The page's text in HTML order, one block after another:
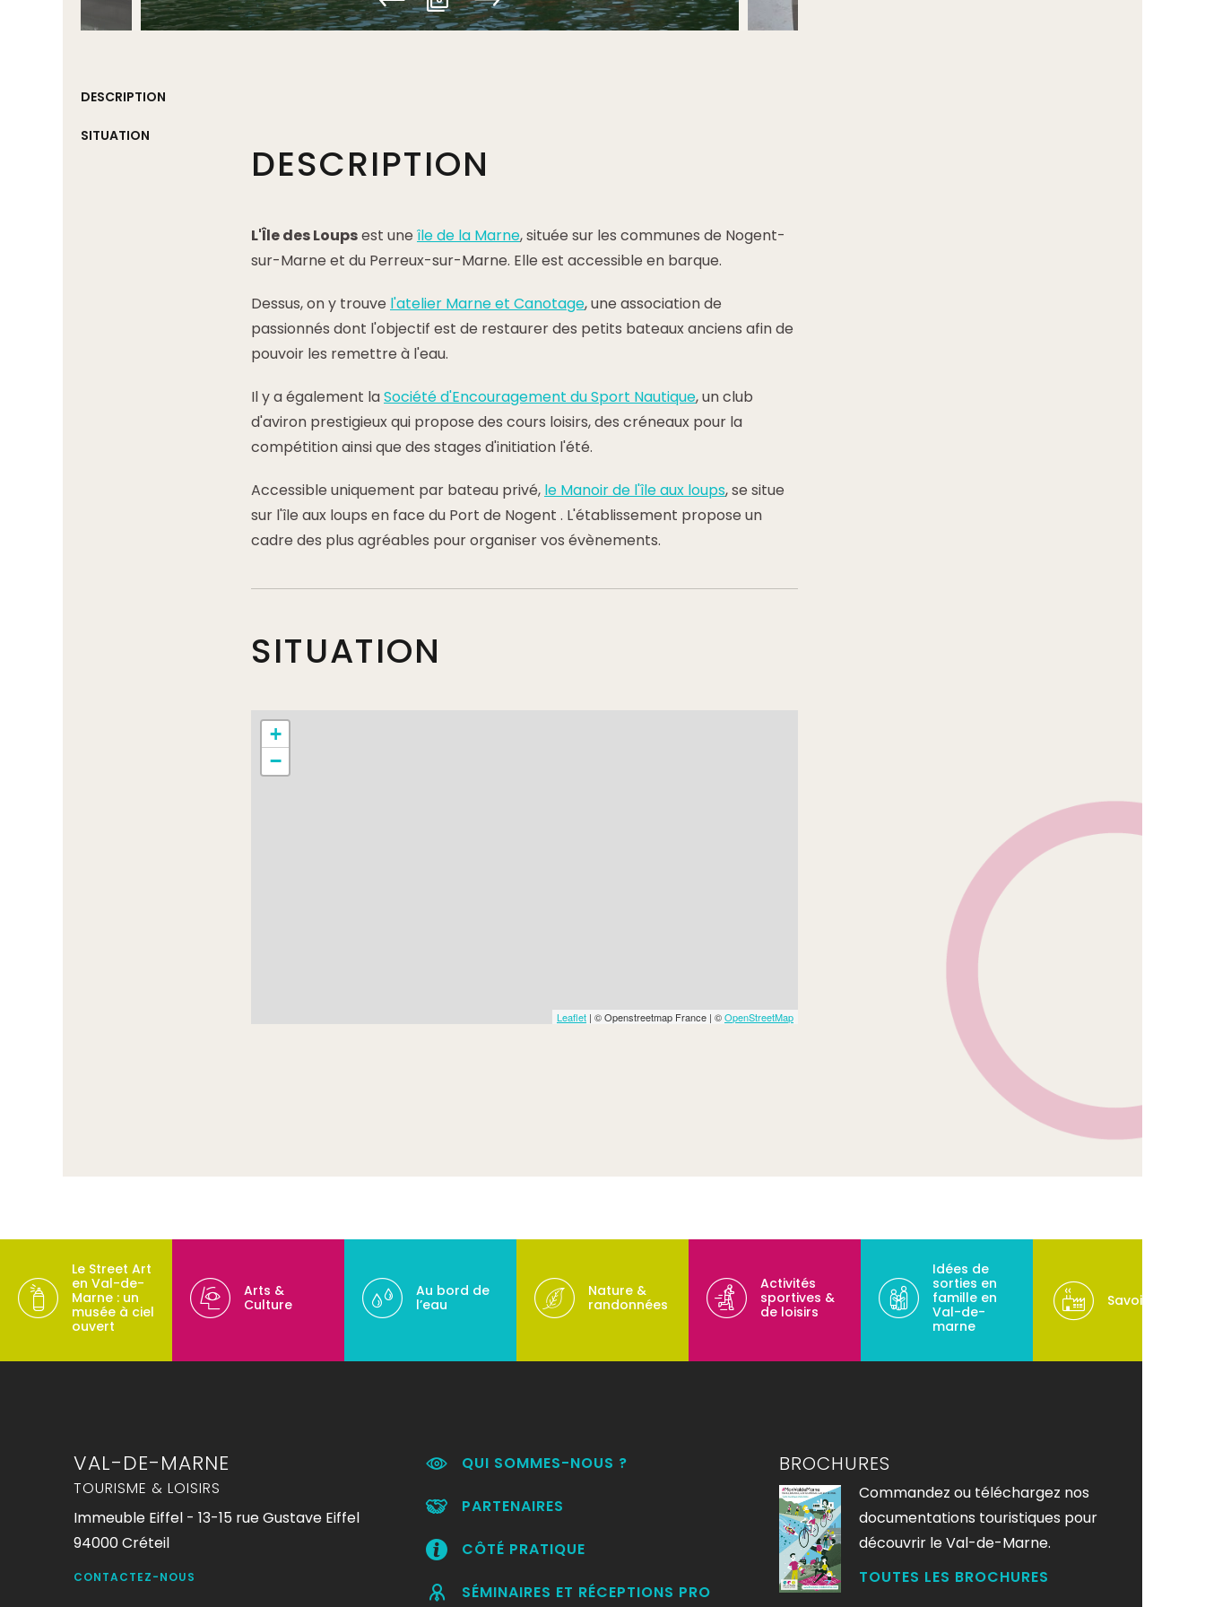
DESCRIPTION
SITUATION
DESCRIPTION
L'Île des Loupsest une île de la Marne, située sur les communes de Nogent-
sur-Marne et du Perreux-sur-Marne. Elle est accessible en barque.
Dessus, on y trouve l'atelier Marne et Canotage, une association de
passionnés dont l'objectif est de restaurer des petits bateaux anciens afin de
pouvoir les remettre à l'eau.
Il y a également laSociété d'Encouragement du Sport Nautique, un club
d'aviron prestigieux qui propose des cours loisirs, des créneaux pour la
compétition ainsi que des stages d'initiation l'été.
Accessible uniquement par bateau privé, le Manoir de l'île aux loups, se situe
sur l'île aux loups en face du Port de Nogent . L'établissement propose un
cadre des plus agréables pour organiser vos évènements.
SITUATION
+
−
Leaflet | © Openstreetmap France | ©OpenStreetMap
Le Street Art
en Val-de-
Marne : un
musée à ciel
ouvert
Arts &
Culture
Au bord de
l’eau
Nature &
randonnées
Activités
sportives &
de loisirs
Idées de
sorties en
famille en
Val-de-
marne
Savoir-faire
VAL-DE-MARNE
TOURISME & LOISIRS
Immeuble Eiffel - 13-15 rue Gustave Eiffel
94000 Créteil
CONTACTEZ-NOUS
QUI SOMMES-NOUS ?
PARTENAIRES
CÔTÉ PRATIQUE
SÉMINAIRES ET RÉCEPTIONS PRO
BROCHURES
Commandez ou téléchargez nos
documentations touristiques pour
découvrir le Val-de-Marne.
TOUTES LES BROCHURES